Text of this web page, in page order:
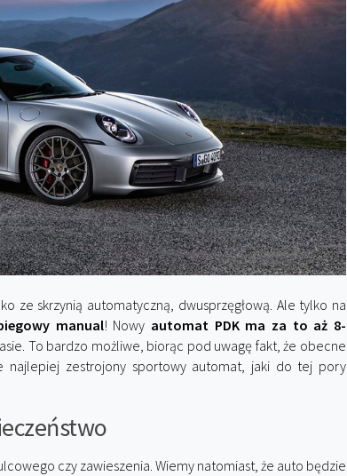
ze skrzynią automatyczną, dwusprzęgłową. Ale tylko na
manual! Nowy automat PDK ma za to aż 8-
To bardzo możliwe, biorąc pod uwagę fakt, że obecne
najlepiej zestrojony sportowy automat, jaki do tej pory
czy zawieszenia. Wiemy natomiast, że auto będzie